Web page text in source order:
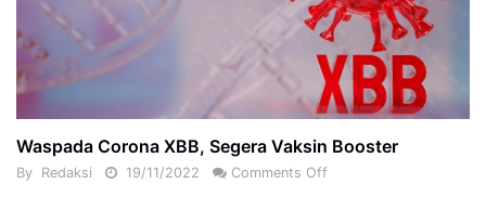
Waspada Corona XBB, Segera Vaksin Booster
By Redaksi 19/11/2022 Comments Off